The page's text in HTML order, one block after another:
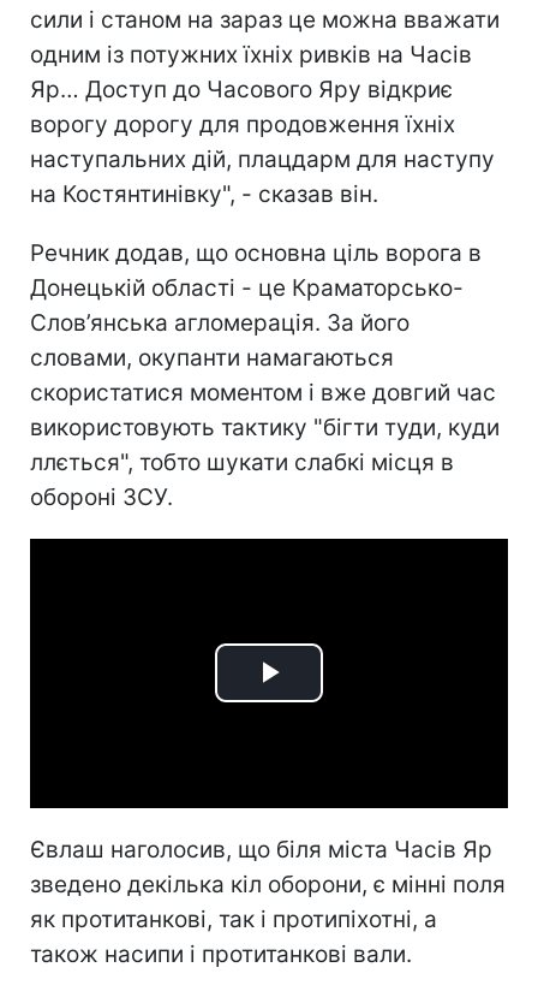
сили і станом на зараз це можна вважати
одним із потужних їхніх ривків на Часів
Яр… Доступ до Часового Яру відкриє
ворогу дорогу для продовження їхніх
наступальних дій, плацдарм для наступу
на Костянтинівку", - сказав він.
Речник додав, що основна ціль ворога в
Донецькій області - це Краматорсько-
Слов’янська агломерація. За його
словами, окупанти намагаються
скористатися моментом і вже довгий час
використовують тактику "бігти туди, куди
ллється", тобто шукати слабкі місця в
обороні ЗСУ.
Play
Євлаш наголосив, що біля міста Часів Яр
зведено декілька кіл оборони, є мінні поля
як протитанкові, так і протипіхотні, а
також насипи і протитанкові вали.